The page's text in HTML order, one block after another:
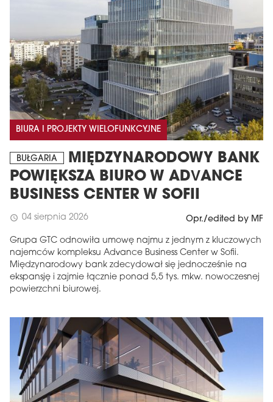
BIURA I PROJEKTY WIELOFUNKCYJNE
BUŁGARIA
MIĘDZYNARODOWY BANK
POWIĘKSZA BIURO W ADVANCE
BUSINESS CENTER W SOFII
schedule 04 sierpnia 2026 Opr./edited by MF
Grupa GTC odnowiła umowę najmu z jednym z kluczowych
najemców kompleksu Advance Business Center w Sofii.
Międzynarodowy bank zdecydował się jednocześnie na
ekspansję i zajmie łącznie ponad 5,5 tys. mkw. nowoczesnej
powierzchni biurowej.